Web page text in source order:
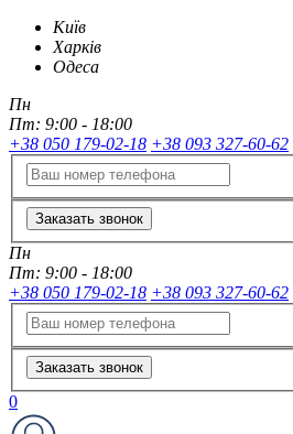
Київ
Харків
Одеса
Пн
Пт: 9:00 - 18:00
+38 050 179-02-18 +38 093 327-60-62
Заказать звонок
Пн
Пт: 9:00 - 18:00
+38 050 179-02-18 +38 093 327-60-62
Заказать звонок
0